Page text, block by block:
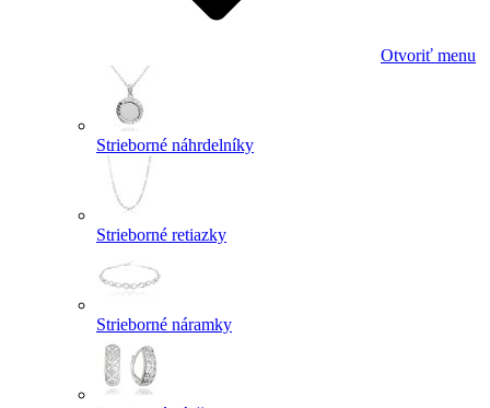
Otvoriť menu
Strieborné náhrdelníky
Strieborné retiazky
Strieborné náramky